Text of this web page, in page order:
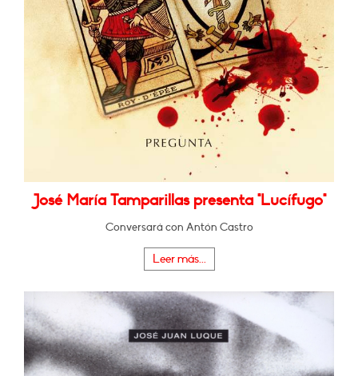
José María Tamparillas presenta "Lucífugo"
Conversará con Antón Castro
Leer más...